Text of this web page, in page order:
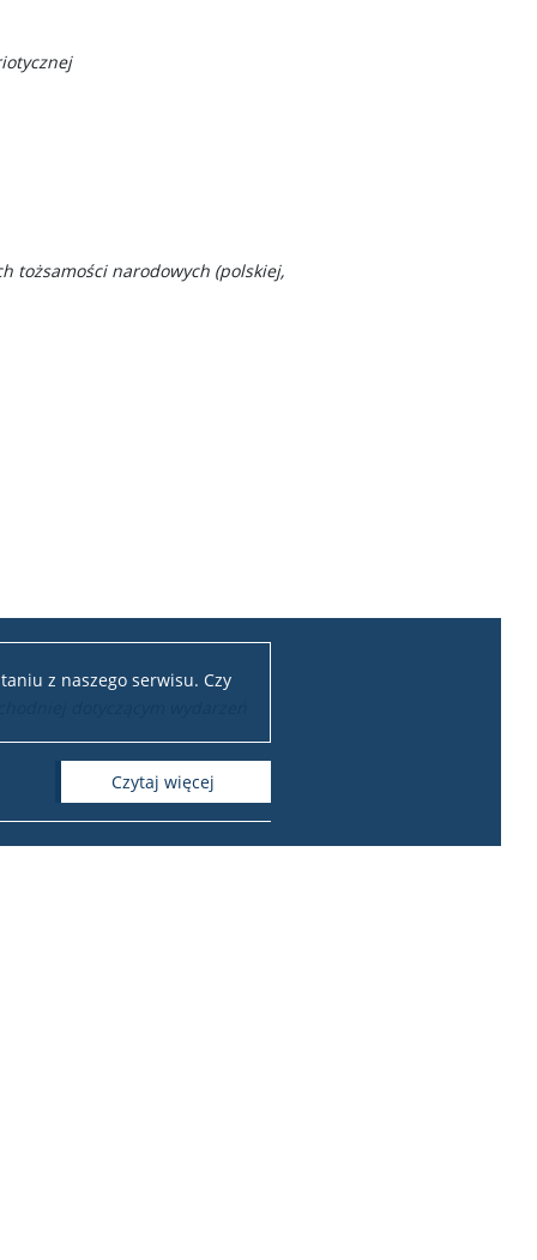
z naszego serwisu. Czy
czytaj więcej
tożsamości narodowych (polskiej,